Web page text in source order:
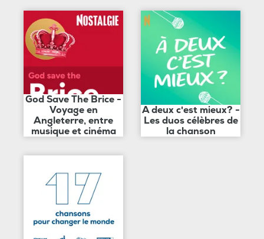
God Save The Brice -
Voyage en
Angleterre, entre
musique et cinéma
A deux c'est mieux? -
Les duos célèbres de
la chanson